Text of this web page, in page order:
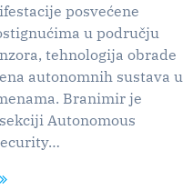
posvećene
u području
tehnologija obrade
autonomnih sustava u
Branimir je
Autonomous